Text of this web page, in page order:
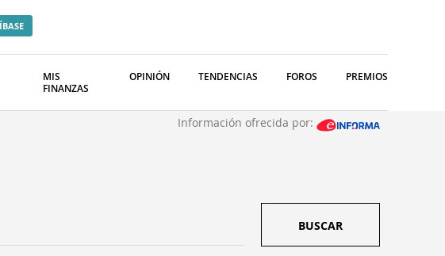
MIS
FINANZAS
OPINIÓN TENDENCIAS FOROS PREMIOS
Información ofrecida por:
BUSCAR